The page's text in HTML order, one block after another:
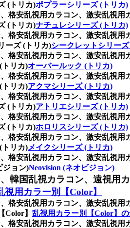
(トリカ)ポプラーシリーズ (トリカ)
格安乱視用カラコン、激安乱視
(トリカ)ナチュレシリーズ (トリカ)
格安乱視用カラコン、激安乱視
ーズ (トリカ)シークレットシリー
格安乱視用カラコン、激安乱視
トリカ)オーバールック (トリカ)
格安乱視用カラコン、激安乱視
トリカ)アクマシリーズ (トリカ)
格安乱視用カラコン、激安乱視
(トリカ)アトリエシリーズ (トリカ)
格安乱視用カラコン、激安乱視
(トリカ)ホロリスシリーズ (トリカ)
格安乱視用カラコン、激安乱視
トリカ)メイクシリーズ (トリカ)
格安乱視用カラコン、激安乱視
ジョン)Neovision (ネオビジョン)
国乱視カラコン、遠視用
視用カラー別【Color】
格安乱視用カラコン、激安乱視
Color】 乱視用カラー別【Color】
格安乱視用カラコン、激安乱視